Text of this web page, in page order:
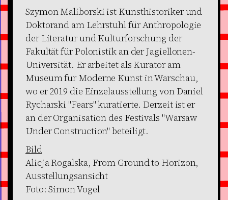
Szymon Maliborski ist Kunsthistoriker und
Doktorand am Lehrstuhl für Anthropologie
der Literatur und Kulturforschung der
Fakultät für Polonistik an der Jagiellonen-
Universität. Er arbeitet als Kurator am
Museum für Moderne Kunst in Warschau,
wo er 2019 die Einzelausstellung von Daniel
Rycharski "Fears" kuratierte. Derzeit ist er
an der Organisation des Festivals "Warsaw
Under Construction" beteiligt.
Bild
Alicja Rogalska, From Ground to Horizon,
Ausstellungsansicht
Foto: Simon Vogel